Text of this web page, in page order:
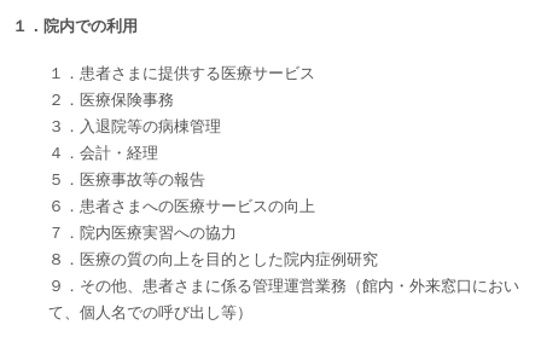
１．院内での利用
１．患者さまに提供する医療サービス
２．医療保険事務
３．入退院等の病棟管理
４．会計・経理
５．医療事故等の報告
６．患者さまへの医療サービスの向上
７．院内医療実習への協力
８．医療の質の向上を目的とした院内症例研究
９．その他、患者さまに係る管理運営業務（館内・外来窓口におい
て、個人名での呼び出し等）